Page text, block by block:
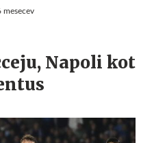
mesecev
Napoli kot